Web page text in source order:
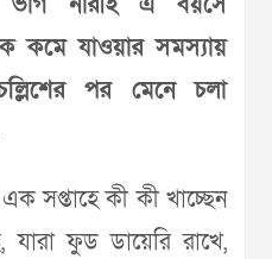
কমে যাওয়ার সমস্যায়
পর মেনে চলা
এক সপ্তাহে কী কী খাচ্ছেন
যারা ফুড ডায়েরি রাখে,